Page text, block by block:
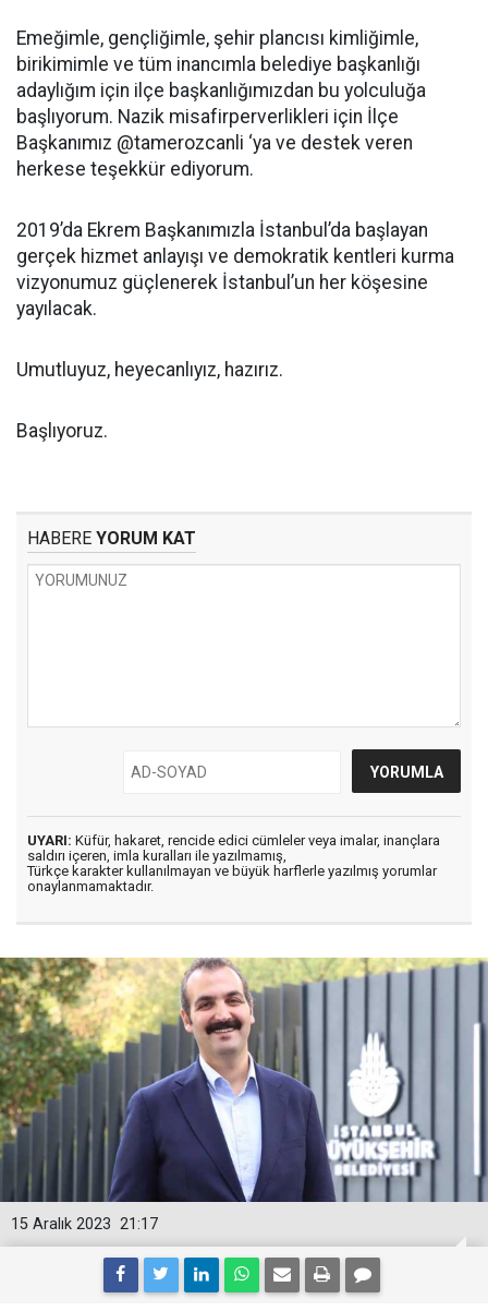
Emeğimle, gençliğimle, şehir plancısı kimliğimle,
birikimimle ve tüm inancımla belediye başkanlığı
adaylığım için ilçe başkanlığımızdan bu yolculuğa
başlıyorum. Nazik misafirperverlikleri için İlçe
Başkanımız @tamerozcanli ‘ya ve destek veren
herkese teşekkür ediyorum.
2019’da Ekrem Başkanımızla İstanbul’da başlayan
gerçek hizmet anlayışı ve demokratik kentleri kurma
vizyonumuz güçlenerek İstanbul’un her köşesine
yayılacak.
Umutluyuz, heyecanlıyız, hazırız.
Başlıyoruz.
HABERE YORUM KAT
UYARI: Küfür, hakaret, rencide edici cümleler veya imalar, inançlara
saldırı içeren, imla kuralları ile yazılmamış,
Türkçe karakter kullanılmayan ve büyük harflerle yazılmış yorumlar
onaylanmamaktadır.
21:17
15 Aralık 2023